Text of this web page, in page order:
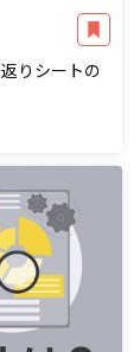
りシートの